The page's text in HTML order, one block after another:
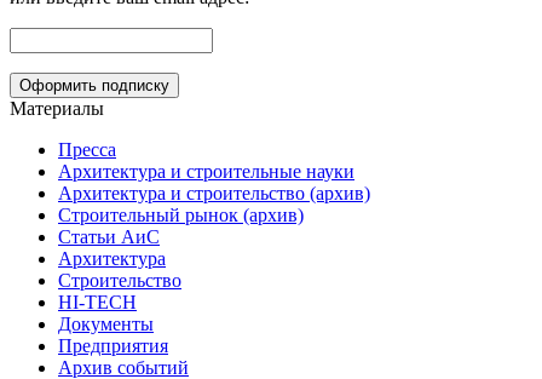
Материалы
Пресса
Архитектура и строительные науки
Архитектура и строительство (архив)
Строительный рынок (архив)
Статьи АиС
Архитектура
Строительство
HI-TECH
Документы
Предприятия
Архив событий